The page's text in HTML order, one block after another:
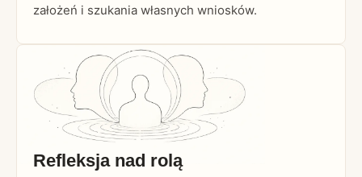
założeń i szukania własnych wniosków.
Refleksja nad rolą